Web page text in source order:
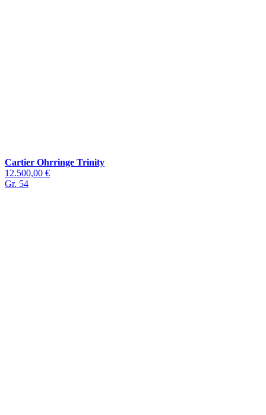
Cartier Ohrringe Trinity
12.500,00 €
Gr. 54